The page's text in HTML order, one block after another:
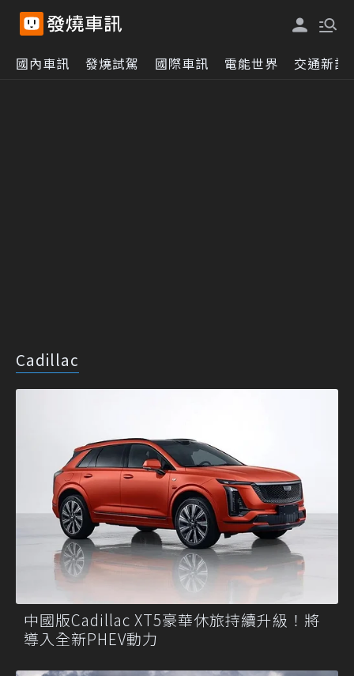
國內車訊 發燒試駕 國際車訊 電能世界 交通新訊
Cadillac
中國版Cadillac XT5豪華休旅持續升級！將
導入全新PHEV動力